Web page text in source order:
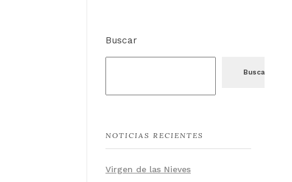
Buscar
Buscar
NOTICIAS RECIENTES
Virgen de las Nieves